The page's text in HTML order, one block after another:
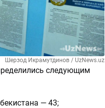
Шерзод Икрамутдинов / UzNews.uz
следующим
— 43;